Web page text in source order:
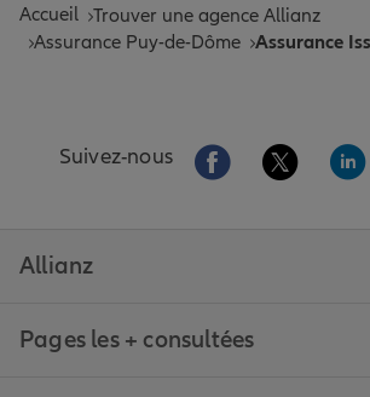
Accueil Trouver une agence Allianz
Assurance Puy-de-Dôme Assurance
Suivez-nous Aller sur la page
Aller sur
Allianz
Pages les + consultées